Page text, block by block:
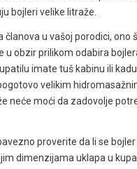
bojleri velike litraže.
članova u vašoj porodici, ono
u obzir prilikom odabira
imate tuš kabinu ili
velikim
neće moći da zadovolje
proverite da li se
dimenzijama uklapa u